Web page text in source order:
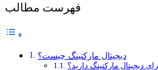
فهرست مطالب
دیجیتال مارکتینگ چیست؟
دیجیتال مارکتینگ دارید؟